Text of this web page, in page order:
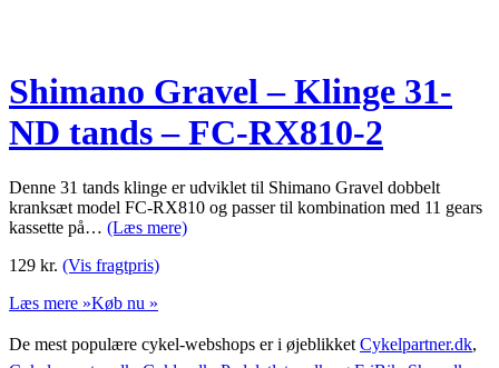
Shimano Gravel – Klinge 31-
ND tands – FC-RX810-2
Denne 31 tands klinge er udviklet til Shimano Gravel dobbelt
kranksæt model FC-RX810 og passer til kombination med 11 gears
kassette på… (Læs mere)
129 kr. (Vis fragtpris)
Læs mere »Køb nu »
De mest populære cykel-webshops er i øjeblikket Cykelpartner.dk,